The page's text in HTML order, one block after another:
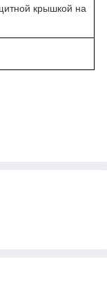
крышкой на